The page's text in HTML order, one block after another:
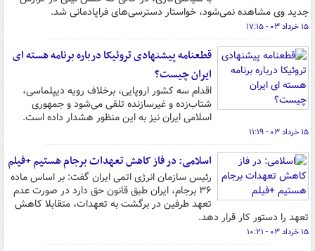
جدید وی مشاهده نمی‌شود، خواستار دسترسی‌های فراپادمانی شد.
۱۵ خرداد ۰۳ - ۱۷:۱۵
قطعنامه پیشنهادی تروئیکا درباره برنامه هسته ای
ایران چیست؟
اقدام سه کشور اروپایی، برخلاف رویه دیپلماسی،
شتاب‌زده و غیرسازنده تلقی می‌شود و جمهوری
اسلامی ایران نیز به این منظور هشدار داده است.
۱۵ خرداد ۰۳ - ۱۱:۱۹
اسلامی: در فاز کاهش تعهدات برجام هستیم +فیلم
رئیس سازمان انرژی اتمی ایران گفت: بر اساس ماده
۳۶ برجام، ایران طبق قانون حق دارد در صورت عدم
تعهد طرفین در برگشت به تعهدات، متقابلا کاهش
تعهد را دستور کار قرار دهد.
۱۵ خرداد ۰۳ - ۱۰:۲۱